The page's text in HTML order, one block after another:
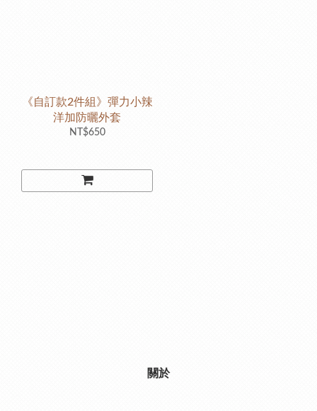
《自訂款2件組》彈力小辣
洋加防曬外套
NT$650
關於